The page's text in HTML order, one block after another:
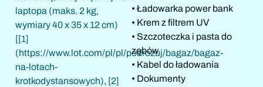
laptopa (maks. 2 kg,
wymiary 40 x 35 x 12 cm)
[[1]
(https://www.lot.com/pl/pl/podrozuj/bagaz/bagaz-
na-lotach-
krotkodystansowych), [2]
• Ładowarka power bank
• Krem z filtrem UV
• Szczoteczka i pasta do
zębów
• Kabel do ładowania
• Dokumenty